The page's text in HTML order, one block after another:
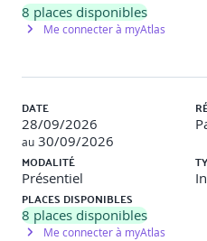
Création de gabarits
présentations)
Construction d’un projet
d’étages, mobilier, trames)
Création d’un gabarit
Module 4 : Mise en page
(4h)
8 places disponibles
Me connecter à myAtlas
DATE
28/09/2026
au 30/09/2026
MODALITÉ
Présentiel
PLACES DISPONIBLES
8 places disponibles
Me connecter à myAtlas